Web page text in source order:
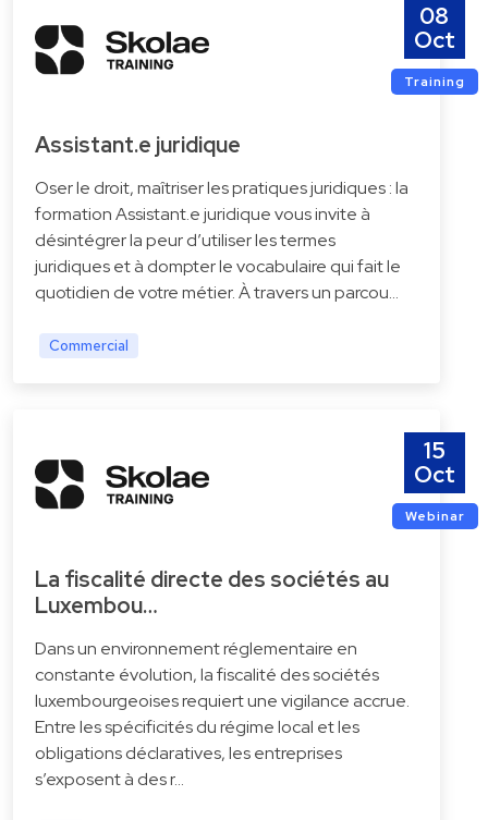
08
Oct
Training
Assistant.e juridique
Oser le droit, maîtriser les pratiques juridiques : la
formation Assistant.e juridique vous invite à
désintégrer la peur d’utiliser les termes
juridiques et à dompter le vocabulaire qui fait le
quotidien de votre métier. À travers un parcou…
Commercial
15
Oct
Webinar
La fiscalité directe des sociétés au
Luxembou…
Dans un environnement réglementaire en
constante évolution, la fiscalité des sociétés
luxembourgeoises requiert une vigilance accrue.
Entre les spécificités du régime local et les
obligations déclaratives, les entreprises
s’exposent à des r…